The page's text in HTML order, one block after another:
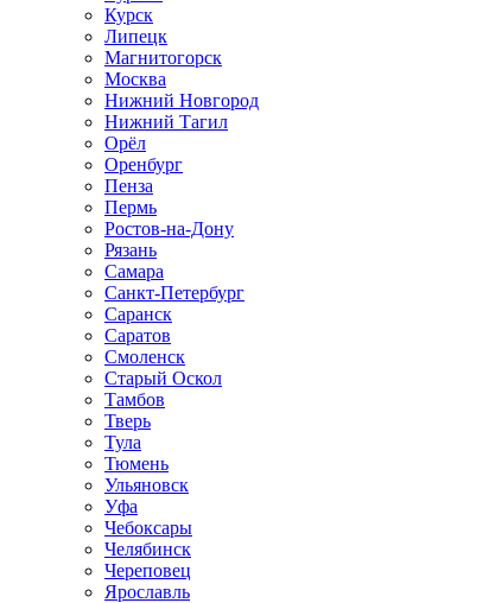
Курск
Липецк
Магнитогорск
Москва
Нижний Новгород
Нижний Тагил
Орёл
Оренбург
Пенза
Пермь
Ростов‑на‑Дону
Рязань
Самара
Санкт‑Петербург
Саранск
Саратов
Смоленск
Старый Оскол
Тамбов
Тверь
Тула
Тюмень
Ульяновск
Уфа
Чебоксары
Челябинск
Череповец
Ярославль